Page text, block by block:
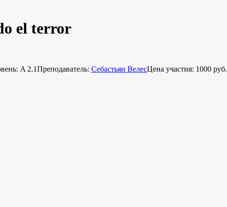
el terror
A 2.1Преподаватель: Себастьян ВелесЦена участия: 1000 руб.